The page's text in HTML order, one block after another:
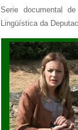
Serie documental
Lingüística da